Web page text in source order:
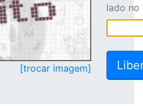
[trocar imagem]
lado no